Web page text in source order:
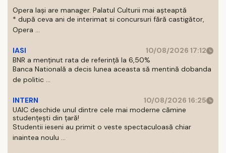
Opera Iași are manager. Palatul Culturii mai așteaptă
* după ceva ani de interimat si concursuri fără castigător,
Opera ...
IASI
10/08/2026 17:12
BNR a menținut rata de referință la 6,50%
Banca Natională a decis lunea aceasta să mentină dobanda
de politic ...
INTERN
10/08/2026 16:25
UAIC deschide unul dintre cele mai moderne cămine
studențești din țară!
Studentii ieseni au primit o veste spectaculoasă chiar
inaintea noulu ...